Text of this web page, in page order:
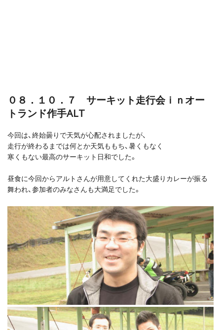
０８．１０．７ サーキット走行会ｉｎオー
トランド作手ALT
今回は、終始曇りで天気が心配されましたが、
走行が終わるまでは何とか天気ももち、暑くもなく
寒くもない最高のサーキット日和でした。
昼食に今回からアルトさんが用意してくれた大盛りカレーが振る
舞われ、参加者のみなさんも大満足でした。